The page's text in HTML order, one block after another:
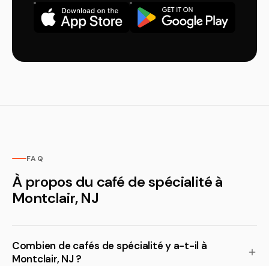
FAQ
À propos du café de spécialité à
Montclair, NJ
Combien de cafés de spécialité y a-t-il à
Montclair, NJ ?